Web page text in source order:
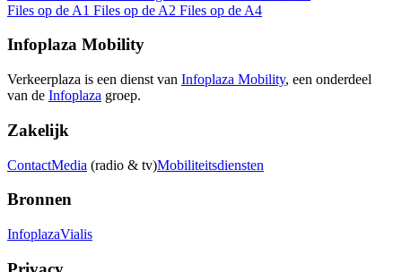
Files op de A1 Files op de A2 Files op de A4
Infoplaza Mobility
Verkeerplaza is een dienst van Infoplaza Mobility, een onderdeel
van de Infoplaza groep.
Zakelijk
ContactMedia (radio & tv)Mobiliteitsdiensten
Bronnen
InfoplazaVialis